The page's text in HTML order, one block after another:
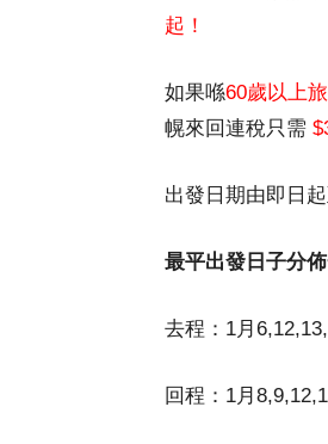
起！
如果喺60歲以上
幌來回連稅只需
出發日期由即日
最平出發日子分
去程：1月
回程：1月